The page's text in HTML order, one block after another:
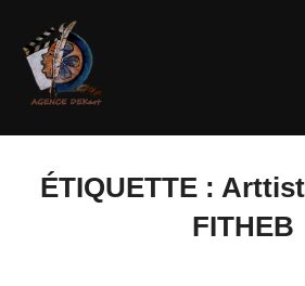
ÉTIQUETTE :
FITHEB